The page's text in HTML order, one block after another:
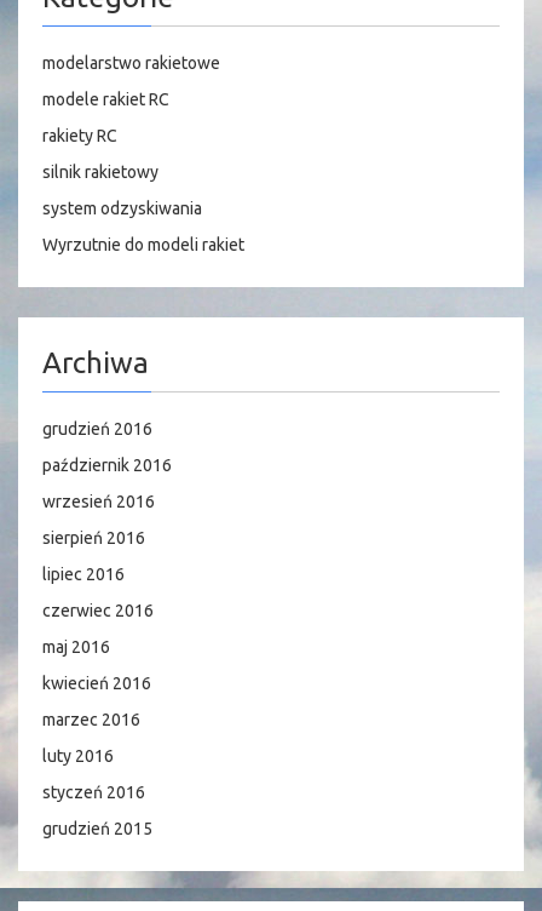
modelarstwo rakietowe
modele rakiet RC
rakiety RC
silnik rakietowy
system odzyskiwania
Wyrzutnie do modeli rakiet
Archiwa
grudzień 2016
październik 2016
wrzesień 2016
sierpień 2016
lipiec 2016
czerwiec 2016
maj 2016
kwiecień 2016
marzec 2016
luty 2016
styczeń 2016
grudzień 2015